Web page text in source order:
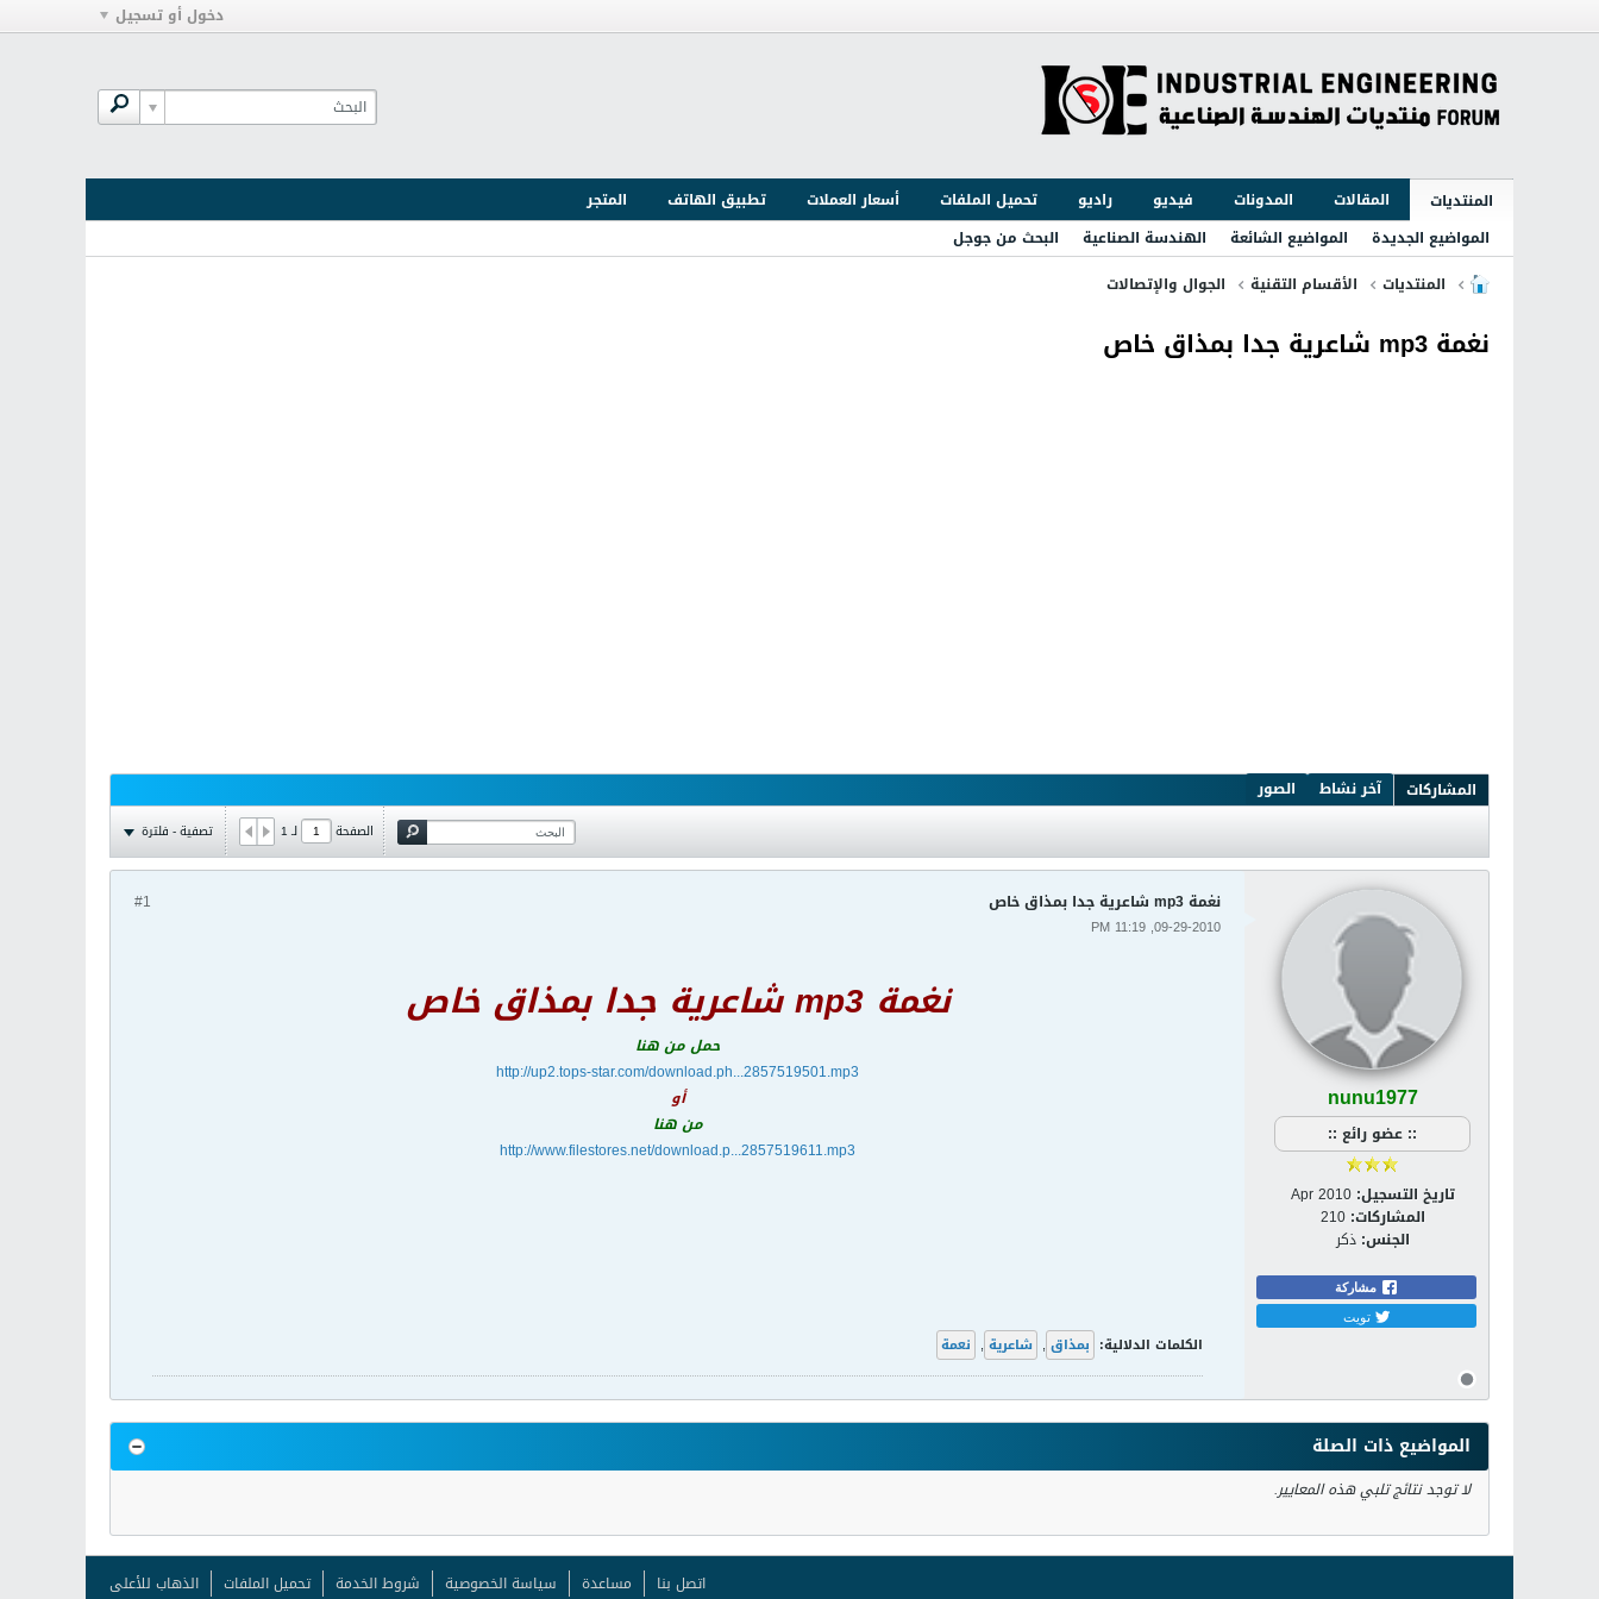
دخول أو تسجيل
المنتديات المقالات المدونات فيديو راديو تحميل الملفات أسعار العملات تطبيق الهاتف
المتجر
المواضيع الجديدة
المواضيع الشائعة الهندسة الصناعية
البحث من جوجل
المنتديات
الأقسام التقنية الجوال والإتصالات
نغمة mp3 شاعرية جدا بمذاق خاص
المشاركات آخر نشاط الصور
الصفحة لـ1 تصفية - فلترة
nunu1977
:: عضو رائع ::
تاريخ التسجيل: Apr 2010
المشاركات: 210
الجنس: ذكر
مشاركة
تويت
#1 نغمة mp3 شاعرية جدا بمذاق خاص
09-29-2010, 11:19 PM
نغمة mp3 شاعرية جدا بمذاق خاص
حمل من هنا
http://up2.tops-star.com/download.ph...2857519501.mp3
أو
من هنا
http://www.filestores.net/download.p...2857519611.mp3
الكلمات الدلالية: بمذاق , شاعرية , نعمة
المواضيع ذات الصلة
لا توجد نتائج تلبي هذه المعايير.
اتصل بنا مساعدة سياسة الخصوصية شروط الخدمة تحميل الملفات الذهاب للأعلى